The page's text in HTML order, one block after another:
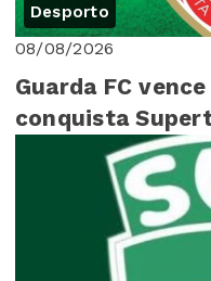
Desporto
08/08/2026
Guarda FC
conquista